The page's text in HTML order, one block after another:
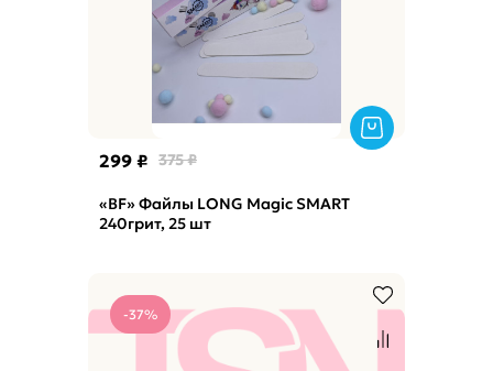
299 ₽ 375 ₽
«BF» Файлы LONG Magic SMART
240грит, 25 шт
-37%